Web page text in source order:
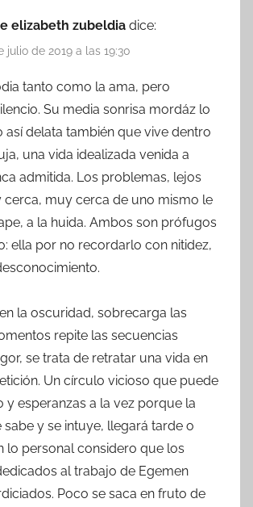
elizabeth zubeldia dice:
julio de 2019 a las 19:30
tanto como la ama, pero
Su media sonrisa mordáz lo
así delata también que vive dentro
una vida idealizada venida a
admitida. Los problemas, lejos
cerca, muy cerca de uno mismo le
a la huida. Ambos son prófugos
ella por no recordarlo con nitidez,
la oscuridad, sobrecarga las
repite las secuencias
se trata de retratar una vida en
Un círculo vicioso que puede
y esperanzas a la vez porque la
sabe y se intuye, llegará tarde o
lo personal considero que los
al trabajo de Egemen
Poco se saca en fruto de